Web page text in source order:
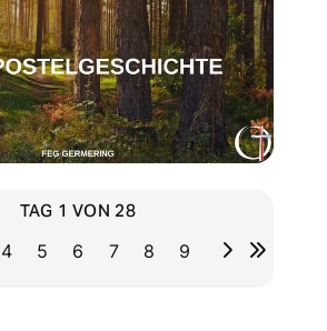
TAG 1 VON 28
4 5 6 7 8 9